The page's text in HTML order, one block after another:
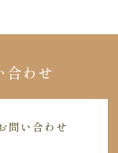
合わせ
問い合わせ